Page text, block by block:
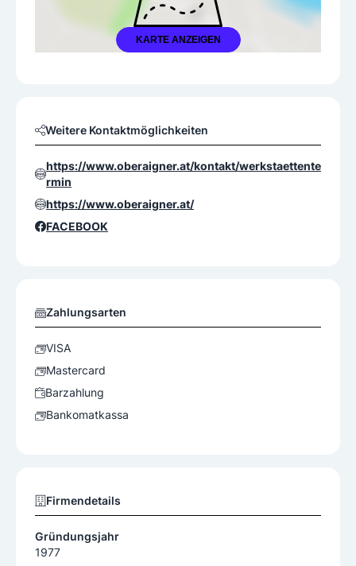
KARTE ANZEIGEN
Weitere Kontaktmöglichkeiten
https://www.oberaigner.at/kontakt/werkstaettente
rmin
https://www.oberaigner.at/
FACEBOOK
Zahlungsarten
VISA
Mastercard
Barzahlung
Bankomatkassa
Firmendetails
Gründungsjahr
1977